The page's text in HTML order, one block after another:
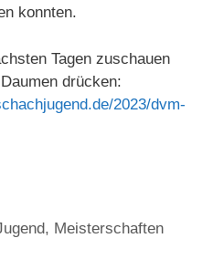
konnten.
Tagen zuschauen
drücken:
2023/dvm-
, Meisterschaften